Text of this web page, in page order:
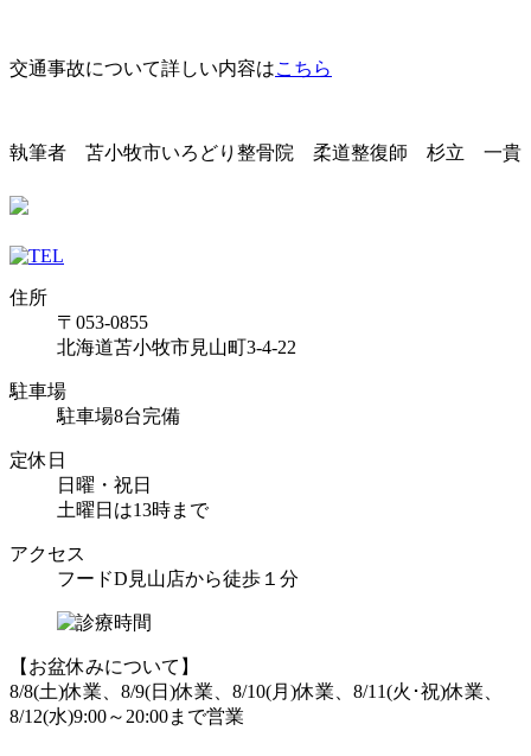
交通事故について詳しい内容はこちら
執筆者 苫小牧市いろどり整骨院 柔道整復師 杉立 一貴
住所
〒053-0855
北海道苫小牧市見山町3-4-22
駐車場
駐車場8台完備
定休日
日曜・祝日
土曜日は13時まで
アクセス
フードD見山店から徒歩１分
【お盆休みについて】
8/8(土)休業、8/9(日)休業、8/10(月)休業、8/11(火･祝)休業、
8/12(水)9:00～20:00まで営業